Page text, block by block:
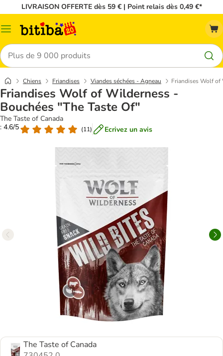
LIVRAISON OFFERTE dès 59 € | Point relais dès 0,49 €*
Menu
Rechercher
Chiens Friandises Viandes séchées - Agneau Friandises Wolf of
Friandises Wolf of Wilderness -
Bouchées "The Taste Of"
The Taste of Canada
: 4.6/5
(11) Ecrivez un avis
The Taste of Canada